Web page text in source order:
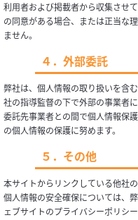
利用者および掲載者から収集させ
の同意がある場合、または正当な
ません。
４．外部委託
弊社は、個人情報の取り扱いを含
社の指導監督の下で外部の事業者
委託先事業者との間で個人情報保
の個人情報の保護に努めます。
５．その他
本サイトからリンクしている他社
個人情報の安全確保については、
ェブサイトのプライバシーポリシ